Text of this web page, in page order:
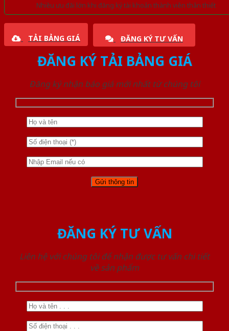
Nhiều ưu đãi lớn khi đăng ký tài khoản thành viên thân thiết
TẢI BẢNG GIÁ ĐĂNG KÝ TƯ VẤN
ĐĂNG KÝ TẢI BẢNG GIÁ
Đăng ký nhận báo giá mới nhất từ chúng tôi
ĐĂNG KÝ TƯ VẤN
Liên hệ với chúng tôi để nhận được tư vấn chi tiết
về sản phẩm